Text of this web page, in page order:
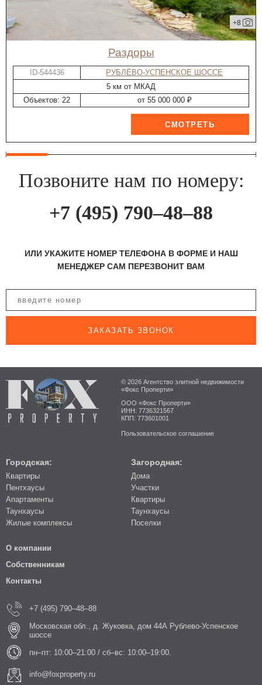
+8
Раздоры
ID-544436
РУБЛЁВО-УСПЕНСКОЕ ШОССЕ
5 км от МКАД
Объектов: 22
от 55 000 000 ₽
Позвоните нам по номеру:
+7 (495) 790–48–88
ИЛИ УКАЖИТЕ НОМЕР ТЕЛЕФОНА В ФОРМЕ И НАШ
МЕНЕДЖЕР САМ ПЕРЕЗВОНИТ ВАМ
ЗАКАЗАТЬ ЗВОНОК
© 2026 Агентство элитной недвижимости
«Фокс Проперти»
ООО «Фокс Проперти»
ИНН: 7736321567
КПП: 773601001
Пользовательское соглашение
Городская:
Квартиры
Пентхаусы
Апартаменты
Таунхаусы
Жилые комплексы
Загородная:
Дома
Участки
Квартиры
Таунхаусы
Поселки
О компании
Собственникам
Контакты
+7 (495) 790–48–88
Московская обл., д. Жуковка, дом 44А Рублево-Успенское
шоссе
пн–пт: 10:00–21:00 / сб–вс: 10:00–19:00.
info@foxproperty.ru